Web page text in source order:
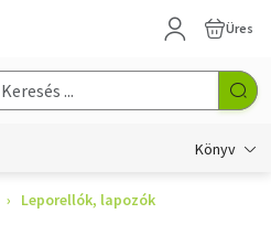
Üres
Könyv
Leporellók, lapozók